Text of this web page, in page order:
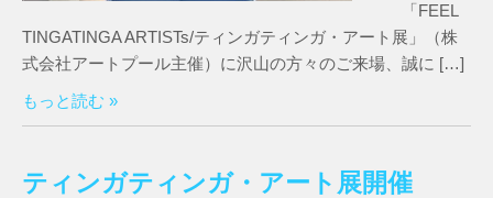
「FEEL
TINGATINGA ARTISTs/ティンガティンガ・アート展」（株
式会社アートプール主催）に沢山の方々のご来場、誠に […]
もっと読む »
ティンガティンガ・アート展開催